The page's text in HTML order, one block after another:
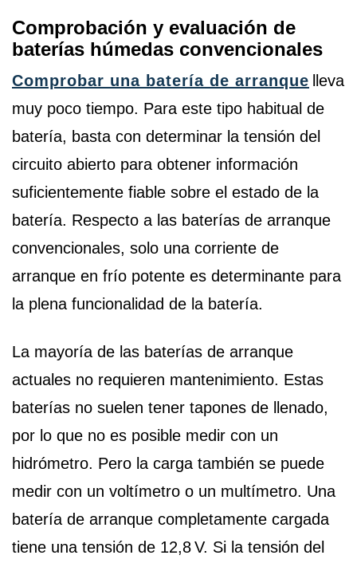
Comprobación y evaluación de
baterías húmedas convencionales
Comprobar una batería de arranque lleva
muy poco tiempo. Para este tipo habitual de
batería, basta con determinar la tensión del
circuito abierto para obtener información
suficientemente fiable sobre el estado de la
batería. Respecto a las baterías de arranque
convencionales, solo una corriente de
arranque en frío potente es determinante para
la plena funcionalidad de la batería.
La mayoría de las baterías de arranque
actuales no requieren mantenimiento. Estas
baterías no suelen tener tapones de llenado,
por lo que no es posible medir con un
hidrómetro. Pero la carga también se puede
medir con un voltímetro o un multímetro. Una
batería de arranque completamente cargada
tiene una tensión de 12,8 V. Si la tensión del